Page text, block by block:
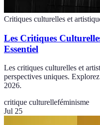
Critiques culturelles et
Les Critiques
Essentiel
Les critiques culturelles et
perspectives uniques.
2026.
critique culturelleféminisme
Jul 25